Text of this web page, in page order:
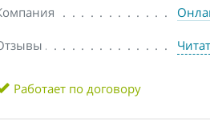
Работает по договору